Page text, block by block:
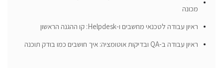
מכונה
ראיון עבודה לטכנאי מחשבים ו-Helpdesk: קו ההגנה הראשון
ראיון עבודה ב-QA ובדיקות אוטומציה: איך חושבים כמו בודק תוכנה